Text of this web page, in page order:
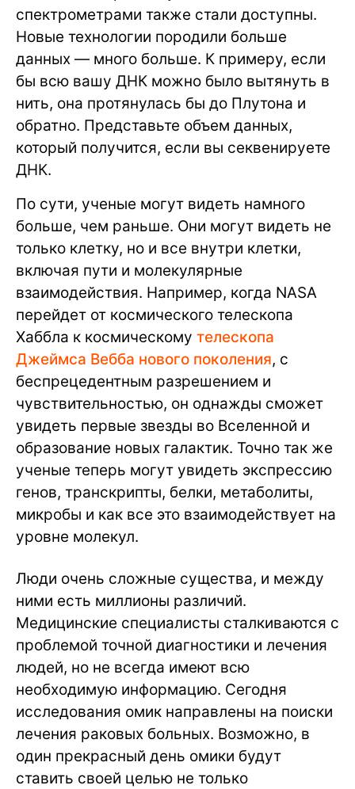
спектрометрами также стали доступны.
Новые технологии породили больше
данных — много больше. К примеру, если
бы всю вашу ДНК можно было вытянуть в
нить, она протянулась бы до Плутона и
обратно. Представьте объем данных,
который получится, если вы секвенируете
ДНК.
По сути, ученые могут видеть намного
больше, чем раньше. Они могут видеть не
только клетку, но и все внутри клетки,
включая пути и молекулярные
взаимодействия. Например, когда NASA
перейдет от космического телескопа
Хаббла к космическому телескопа
Джеймса Вебба нового поколения, с
беспрецедентным разрешением и
чувствительностью, он однажды сможет
увидеть первые звезды во Вселенной и
образование новых галактик. Точно так же
ученые теперь могут увидеть экспрессию
генов, транскрипты, белки, метаболиты,
микробы и как все это взаимодействует на
уровне молекул.
Люди очень сложные существа, и между
ними есть миллионы различий.
Медицинские специалисты сталкиваются с
проблемой точной диагностики и лечения
людей, но не всегда имеют всю
необходимую информацию. Сегодня
исследования омик направлены на поиски
лечения раковых больных. Возможно, в
один прекрасный день омики будут
ставить своей целью не только